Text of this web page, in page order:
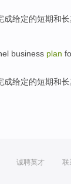
成给定的短期和
business plan
成给定的短期和
诚聘英才 联